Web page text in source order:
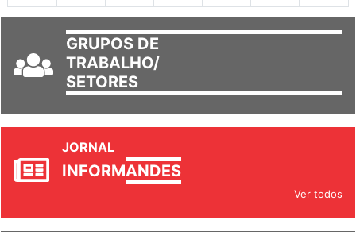
GRUPOS DE
TRABALHO/
SETORES
JORNAL
INFORMANDES
Ver todos